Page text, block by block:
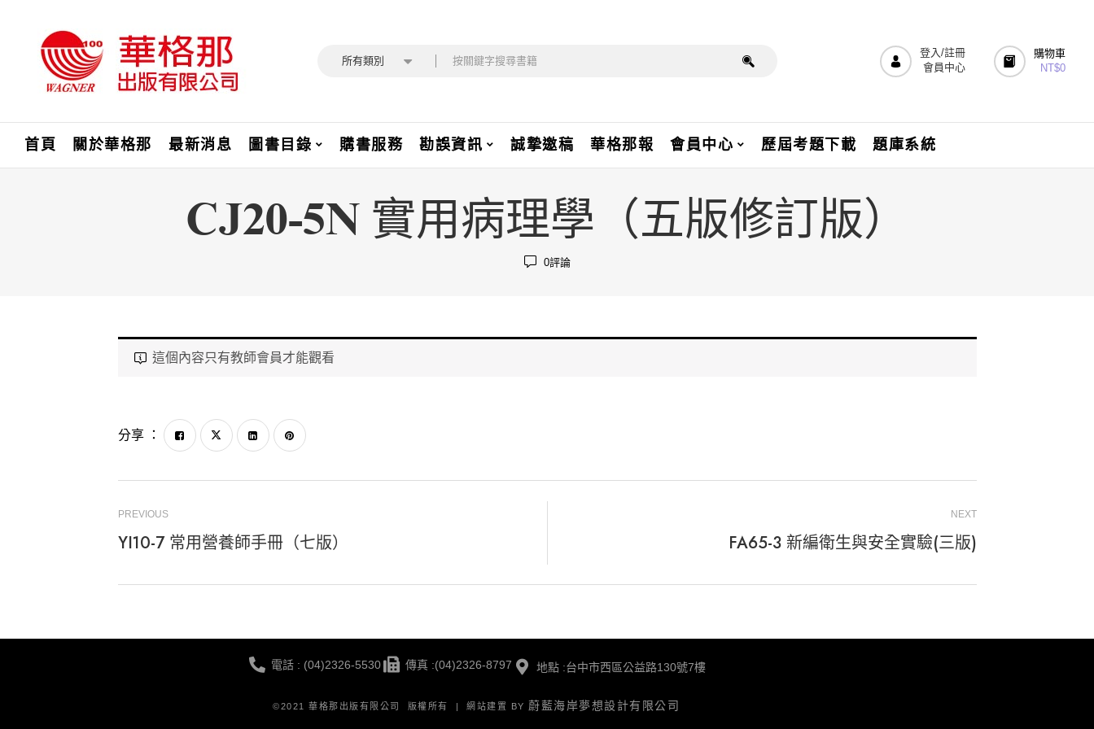
所有類別
登入/註冊
會員中心
購物車
NT$0
首頁 關於華格那 最新消息 圖書目錄 購書服務 勘誤資訊 誠摯邀稿 華格那報 會員中心 歷屆考題下載 題庫系統
CJ20-5N 實用病理學（五版修訂版）
0評論
這個內容只有教師會員才能觀看
分享 ：
PREVIOUS
YI10-7 常用營養師手冊（七版）
NEXT
FA65-3 新編衛生與安全實驗(三版)
電話 : (04)2326-5530 傳真 :(04)2326-8797 地點 :台中市西區公益路130號7樓
©2021 華格那出版有限公司 版權所有 | 網站建置 BY 蔚藍海岸夢想設計有限公司